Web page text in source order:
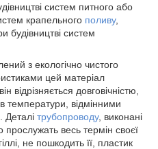
систем питного або
крапельного поливу,
будівництві систем
з екологічно чистого
цей матеріал
відрізняється довговічністю,
температури, відмінними
Деталі трубопроводу, виконані
прослужать весь термін своєї
не пошкодить її, пластик